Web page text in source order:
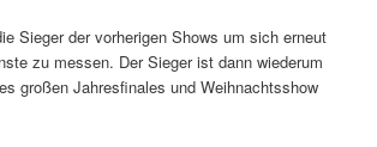
Sieger der vorherigen Shows um sich erneut
zu messen. Der Sieger ist dann wiederum
großen Jahresfinales und Weihnachtsshow